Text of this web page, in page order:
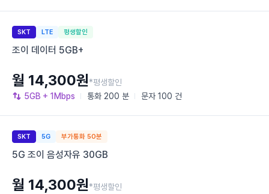
SKT LTE 평생할인
조이 데이터 5GB+
5GB + 1Mbps 통화 200 분 문자 100 건
월 14,300원*평생할인
SKT 5G 부가통화 50분
5G 조이 음성자유 30GB
월 14,300원*평생할인